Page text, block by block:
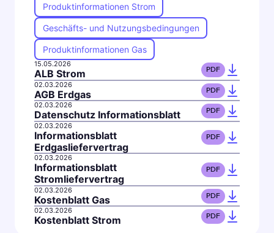
Produktinformationen Strom
Geschäfts- und Nutzungsbedingungen
Produktinformationen Gas
15.05.2026
ALB Strom PDF
02.03.2026
AGB Erdgas PDF
02.03.2026
Datenschutz Informationsblatt PDF
02.03.2026
Informationsblatt
Erdgasliefervertrag
PDF
02.03.2026
Informationsblatt
Stromliefervertrag
PDF
02.03.2026
Kostenblatt Gas PDF
02.03.2026
Kostenblatt Strom PDF